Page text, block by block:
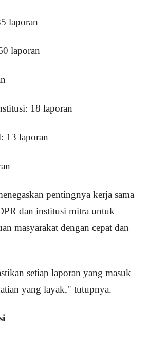
laporan
laporan
18 laporan
13 laporan
pentingnya kerja sama
dan institusi mitra untuk
masyarakat dengan cepat dan
setiap laporan yang masuk
yang layak," tutupnya.